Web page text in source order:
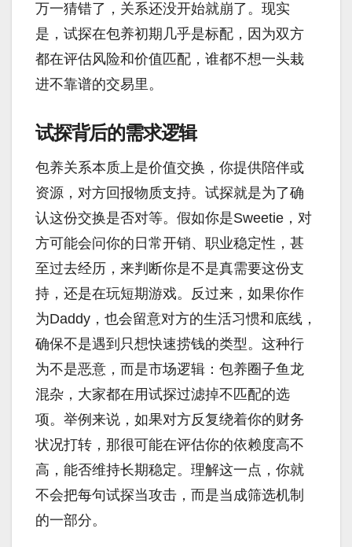
万一猜错了，关系还没开始就崩了。现实
是，试探在包养初期几乎是标配，因为双方
都在评估风险和价值匹配，谁都不想一头栽
进不靠谱的交易里。
试探背后的需求逻辑
包养关系本质上是价值交换，你提供陪伴或
资源，对方回报物质支持。试探就是为了确
认这份交换是否对等。假如你是Sweetie，对
方可能会问你的日常开销、职业稳定性，甚
至过去经历，来判断你是不是真需要这份支
持，还是在玩短期游戏。反过来，如果你作
为Daddy，也会留意对方的生活习惯和底线，
确保不是遇到只想快速捞钱的类型。这种行
为不是恶意，而是市场逻辑：包养圈子鱼龙
混杂，大家都在用试探过滤掉不匹配的选
项。举例来说，如果对方反复绕着你的财务
状况打转，那很可能在评估你的依赖度高不
高，能否维持长期稳定。理解这一点，你就
不会把每句试探当攻击，而是当成筛选机制
的一部分。